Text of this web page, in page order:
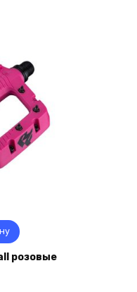
розовые